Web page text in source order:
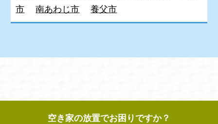
市
南あわじ市 養父市
空き家の放置でお困りですか？